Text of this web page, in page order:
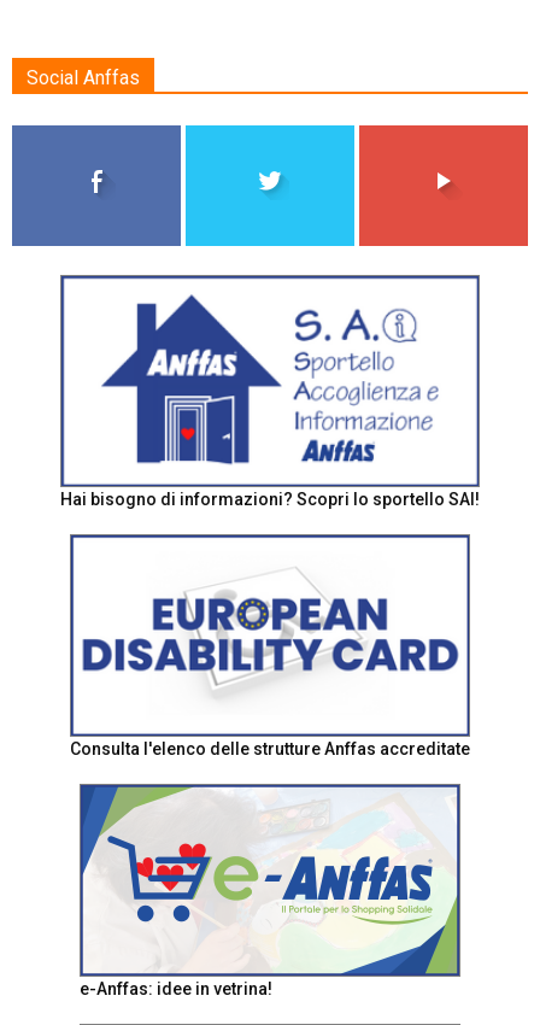
Social Anffas
Hai bisogno di informazioni? Scopri lo sportello SAI!
Consulta l'elenco delle strutture Anffas accreditate
e-Anffas: idee in vetrina!